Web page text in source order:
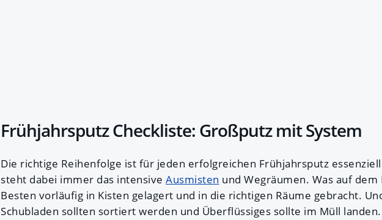
Frühjahrsputz Checkliste: Großputz mit System
Die richtige Reihenfolge ist für jeden erfolgreichen Frühjahrsputz
steht dabei immer das intensive Ausmisten und Wegräumen. Was auf
Besten vorläufig in Kisten gelagert und in die richtigen Räume gebracht.
Schubladen sollten sortiert werden und Überflüssiges sollte im Müll landen.